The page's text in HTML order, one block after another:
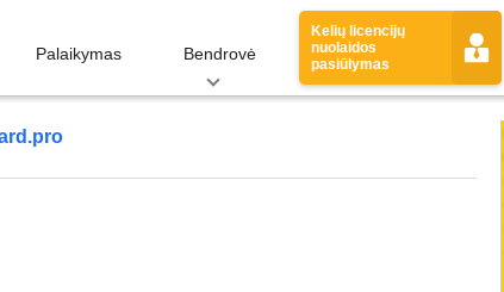
Palaikymas Bendrovė
Kelių licencijų
nuolaidos
pasiūlymas